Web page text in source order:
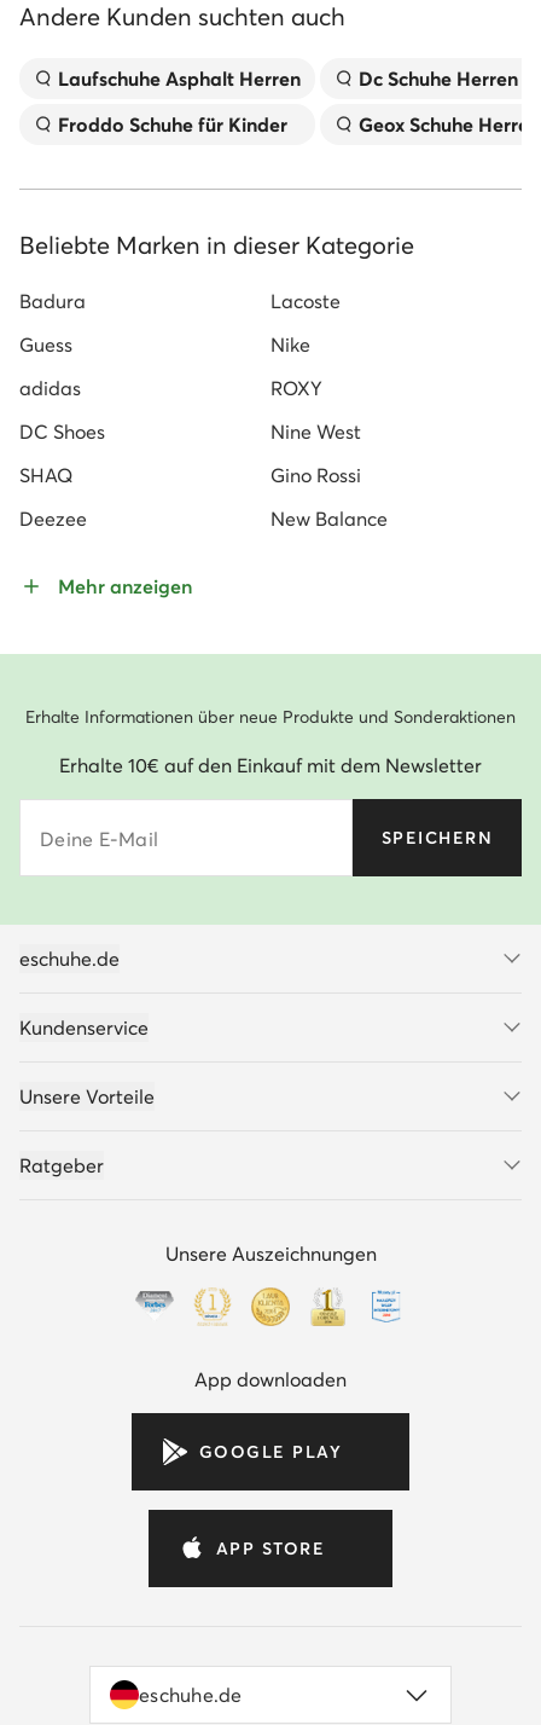
Andere Kunden suchten auch
Laufschuhe Asphalt Herren
Froddo Schuhe für Kinder
Dc Schuhe Herren
Geox Schuhe Herren
Beliebte Marken in dieser Kategorie
Badura
Lacoste
Guess
Nike
adidas
ROXY
DC Shoes
Nine West
SHAQ
Gino Rossi
Deezee
New Balance
Mehr anzeigen
Erhalte Informationen über neue Produkte und Sonderaktionen
Erhalte 10€ auf den Einkauf mit dem Newsletter
Deine E-Mail SPEICHERN
eschuhe.de
Kundenservice
Unsere Vorteile
Ratgeber
Unsere Auszeichnungen
App downloaden
GOOGLE PLAY
APP STORE
eschuhe.de